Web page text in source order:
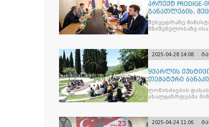
პროექტ
განათლების,
სამინისტრ
შეხვედრაზე
მნიშვნელობაზე
2025-04-28 14:08
ყვარლის
თემატური
ნაკადად
ღონისძიების
ახალგაზრდებმა
2025-04-24 11:06